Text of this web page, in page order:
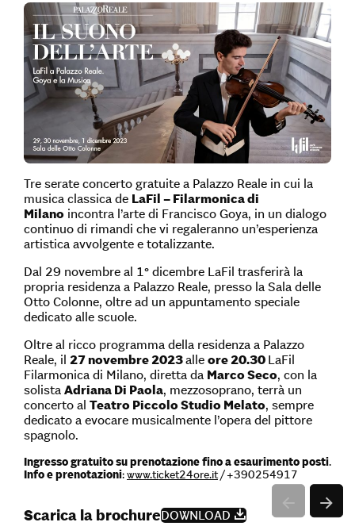
Tre serate concerto gratuite a Palazzo Reale in cui la
musica classica de LaFil – Filarmonica di
Milano incontra l’arte di Francisco Goya, in un dialogo
continuo di rimandi che vi regaleranno un’esperienza
artistica avvolgente e totalizzante.
Dal 29 novembre al 1° dicembre LaFil trasferirà la
propria residenza a Palazzo Reale, presso la Sala delle
Otto Colonne, oltre ad un appuntamento speciale
dedicato alle scuole.
Oltre al ricco programma della residenza a Palazzo
Reale, il 27 novembre 2023alle ore 20.30 LaFil
Filarmonica di Milano, diretta da Marco Seco, con la
solista Adriana Di Paola, mezzosoprano, terrà un
concerto al Teatro Piccolo Studio Melato, sempre
dedicato a evocare musicalmente l’opera del pittore
spagnolo.
Ingresso gratuito su prenotazione fino a esaurimento posti.
Info e prenotazioni:www.ticket24ore.it/ +390254917
Scarica la brochureDOWNLOAD